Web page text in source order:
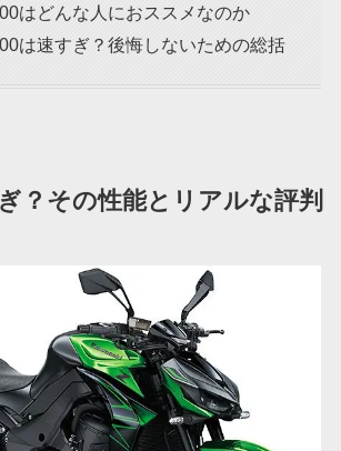
はどんな人におススメなのか
は速すぎ？後悔しないための総括
？その性能とリアルな評判